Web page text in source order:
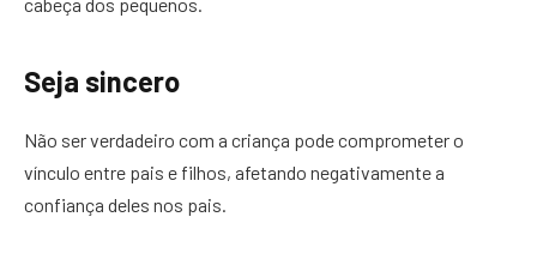
cabeça dos pequenos.
Seja sincero
Não ser verdadeiro com a criança pode comprometer o
vínculo entre pais e filhos, afetando negativamente a
confiança deles nos pais.